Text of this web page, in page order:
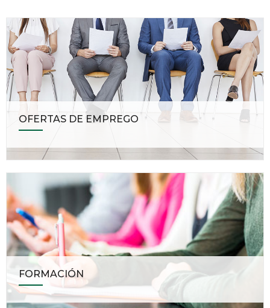
OFERTAS DE EMPREGO
FORMACIÓN